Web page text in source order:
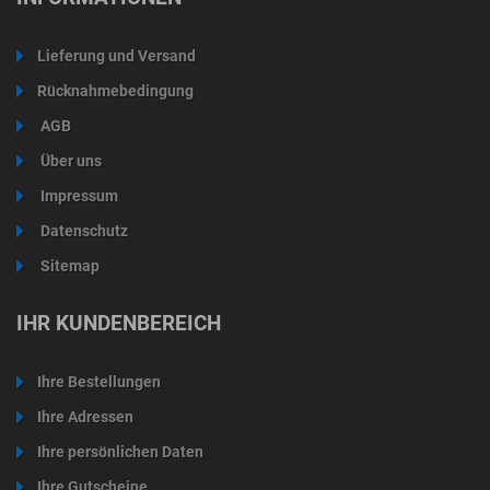
Lieferung und Versand
Rücknahmebedingung
AGB
Über uns
Impressum
Datenschutz
Sitemap
IHR KUNDENBEREICH
Ihre Bestellungen
Ihre Adressen
Ihre persönlichen Daten